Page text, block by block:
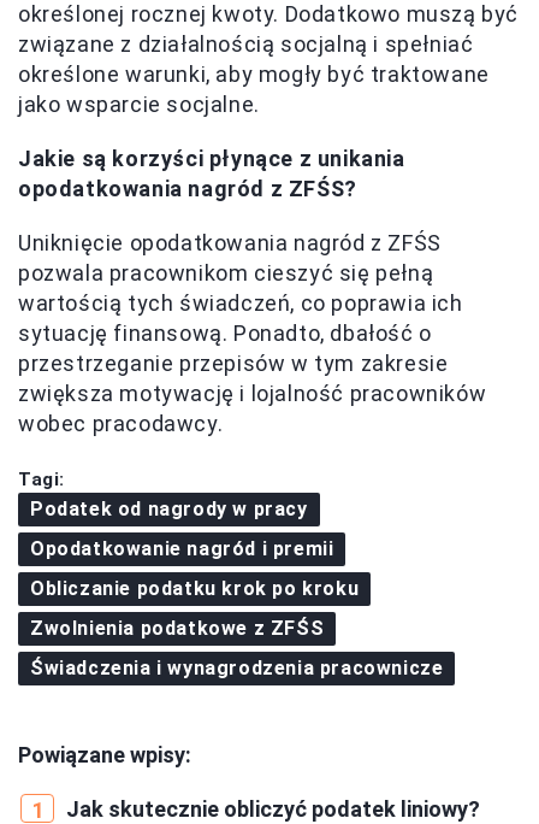
określonej rocznej kwoty. Dodatkowo muszą być
związane z działalnością socjalną i spełniać
określone warunki, aby mogły być traktowane
jako wsparcie socjalne.
Jakie są korzyści płynące z unikania
opodatkowania nagród z ZFŚS?
Uniknięcie opodatkowania nagród z ZFŚS
pozwala pracownikom cieszyć się pełną
wartością tych świadczeń, co poprawia ich
sytuację finansową. Ponadto, dbałość o
przestrzeganie przepisów w tym zakresie
zwiększa motywację i lojalność pracowników
wobec pracodawcy.
Tagi:
Podatek od nagrody w pracy
Opodatkowanie nagród i premii
Obliczanie podatku krok po kroku
Zwolnienia podatkowe z ZFŚS
Świadczenia i wynagrodzenia pracownicze
Powiązane wpisy:
Jak skutecznie obliczyć podatek liniowy?